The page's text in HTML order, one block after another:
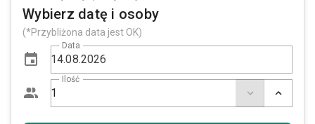
Wybierz datę i osoby
(*Przybliżona data jest OK)
Data
Ilość